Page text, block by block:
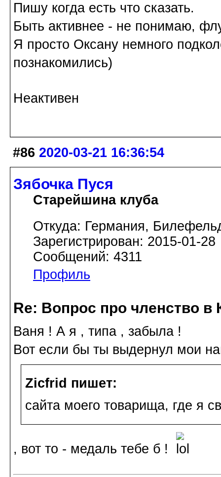
Пишу когда есть что сказать.
Быть активнее - не понимаю,
Я просто Оксану немного
познакомились)
Неактивен
#86 2020-03-21 16:36:54
Зябочка Пуся
Старейшина клуба
Откуда: Германия,
Зарегистрирован: 2015-01-28
Сообщений: 4311
Профиль
Re: Вопрос про членство в
Ваня ! А я , типа , забыла !
Вот если бы ты выдернул мои
Zicfrid пишет:
сайта моего товарища, где я
, вот то - медаль тебе б !